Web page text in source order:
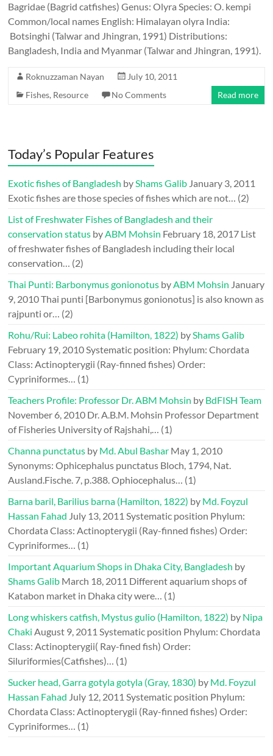
Bagridae (Bagrid catfishes) Genus: Olyra Species: O. kempi
Common/local names English: Himalayan olyra India:
Botsinghi (Talwar and Jhingran, 1991) Distributions:
Bangladesh, India and Myanmar (Talwar and Jhingran, 1991).
Roknuzzaman Nayan
July 10, 2011
Fishes, Resource No Comments Read more
Today’s Popular Features
Exotic fishes of Bangladesh byShams Galib January 3, 2011
Exotic fishes are those species of fishes which are not… (2)
List of Freshwater Fishes of Bangladesh and their
conservation status byABM Mohsin February 18, 2017 List
of freshwater fishes of Bangladesh including their local
conservation… (2)
Thai Punti: Barbonymus gonionotus byABM Mohsin January
9, 2010Thai punti [Barbonymus gonionotus] is also known as
rajpunti or… (2)
Rohu/Rui: Labeo rohita (Hamilton, 1822) byShams Galib
February 19, 2010Systematic position: Phylum: Chordata
Class: Actinopterygii (Ray-finned fishes) Order:
Cypriniformes… (1)
Teachers Profile: Professor Dr. ABM Mohsin by BdFISH Team
November 6, 2010 Dr. A.B.M. Mohsin Professor Department
of Fisheries University of Rajshahi,… (1)
Channa punctatus by Md. Abul Bashar May 1, 2010
Synonyms: Ophicephalus punctatus Bloch, 1794, Nat.
Ausland.Fische. 7, p.388. Ophiocephalus… (1)
Barna baril, Barilius barna (Hamilton, 1822) by Md. Foyzul
Hassan Fahad July 13, 2011 Systematic position Phylum:
Chordata Class: Actinopterygii (Ray-finned fishes) Order:
Cypriniformes… (1)
Important Aquarium Shops in Dhaka City, Bangladesh by
Shams Galib March 18, 2011 Different aquarium shops of
Katabon market in Dhaka city were… (1)
Long whiskers catfish, Mystus gulio (Hamilton, 1822) by Nipa
Chaki August 9, 2011 Systematic position Phylum: Chordata
Class: Actinopterygii( Ray-fined fish) Order:
Siluriformies(Catfishes)… (1)
Sucker head, Garra gotyla gotyla (Gray, 1830) by Md. Foyzul
Hassan Fahad July 12, 2011 Systematic position Phylum:
Chordata Class: Actinopterygii (Ray-finned fishes) Order:
Cypriniformes… (1)